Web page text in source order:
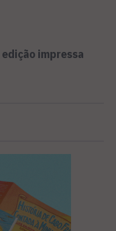
impressa